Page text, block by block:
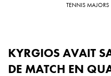
TENNIS MAJORS
KYRGIOS AVAIT
DE MATCH EN